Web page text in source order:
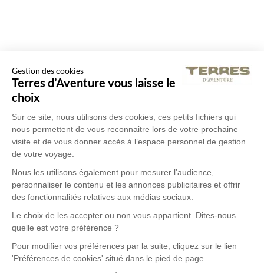
Gestion des cookies
Terres d’Aventure vous laisse le
choix
Sur ce site, nous utilisons des cookies, ces petits fichiers qui
nous permettent de vous reconnaitre lors de votre prochaine
visite et de vous donner accès à l’espace personnel de gestion
de votre voyage.
Nous les utilisons également pour mesurer l’audience,
personnaliser le contenu et les annonces publicitaires et offrir
des fonctionnalités relatives aux médias sociaux.
Le choix de les accepter ou non vous appartient. Dites-nous
quelle est votre préférence ?
Pour modifier vos préférences par la suite, cliquez sur le lien
'Préférences de cookies' situé dans le pied de page.